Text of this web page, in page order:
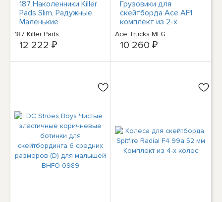
187 Наколенники Killer
Pads Slim, Радужные,
Маленькие
187 Killer Pads
12 222 ₽
Грузовики для
скейтборда Ace AF1,
комплект из 2-х
Ace Trucks MFG
10 260 ₽